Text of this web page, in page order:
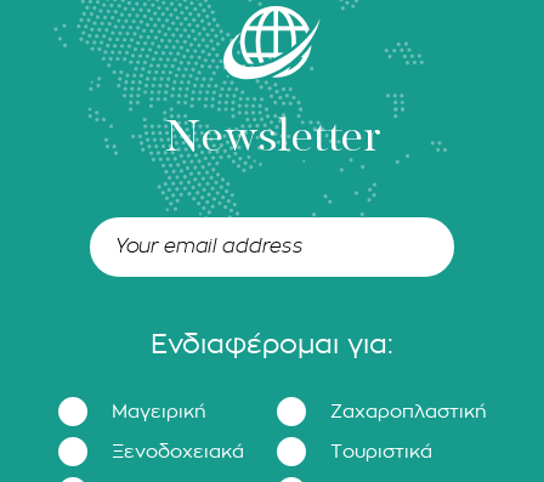
Newsletter
Ενδιαφέρομαι για:
Μαγειρική Ζαχαροπλαστική
Ξενοδοχειακά Τουριστικά